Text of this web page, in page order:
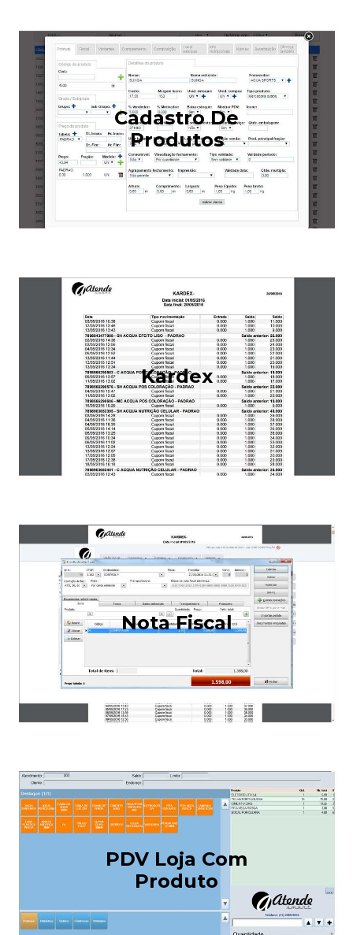
Cadastro De
Produtos
Kardex
Nota Fiscal
PDV Loja Com
Produto